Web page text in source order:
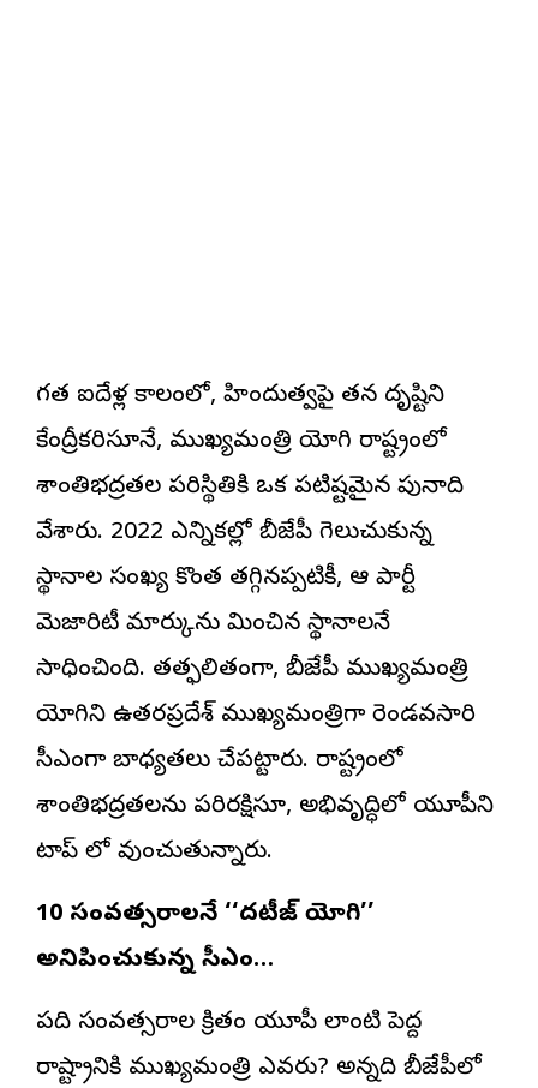
గత ఐదేళ్ల కాలంలో, హిందుత్వపై తన దృష్టిని
కేంద్రీకరిస్తూనే, ముఖ్యమంత్రి యోగి రాష్ట్రంలో
శాంతిభద్రతల పరిస్థితికి ఒక పటిష్టమైన పునాది
వేశారు. 2022 ఎన్నికల్లో బీజేపీ గెలుచుకున్న
స్థానాల సంఖ్య కొంత తగ్గినప్పటికీ, ఆ పార్టీ
మెజారిటీ మార్కును మించిన స్థానాలనే
సాధించింది. తత్ఫలితంగా, బీజేపీ ముఖ్యమంత్రి
యోగిని ఉత్తరప్రదేశ్ ముఖ్యమంత్రిగా రెండవసారి
సీఎంగా బాధ్యతలు చేపట్టారు. రాష్ట్రంలో
శాంతిభద్రతలను పరిరక్షిస్తూ, అభివృద్ధిలో యూపీని
టాప్ లో వుంచుతున్నారు.
10 సంవత్సరాలలోనే ‘‘దటీజ్ యోగి’’
అనిపించుకున్న సీఎం…
పది సంవత్సరాల క్రితం యూపీ లాంటి పెద్ద
రాష్ట్రానికి ముఖ్యమంత్రి ఎవరు? అన్నది బీజేపీలో